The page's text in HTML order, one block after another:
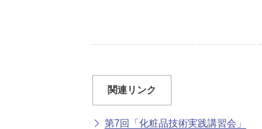
関連リンク
第7回「化粧品技術実践講習会」